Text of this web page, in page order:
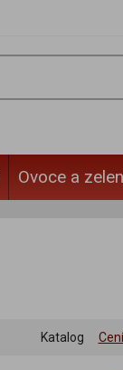
Ovoce a
Katalog